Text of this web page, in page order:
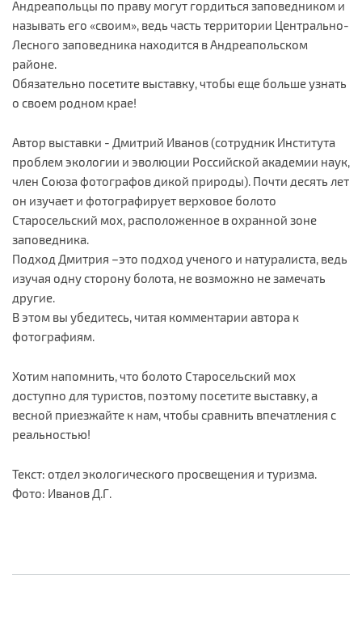
Андреапольцы по праву могут гордиться заповедником и
называть его «своим», ведь часть территории Центрально-
Лесного заповедника находится в Андреапольском
районе.
Обязательно посетите выставку, чтобы еще больше узнать
о своем родном крае!
Автор выставки - Дмитрий Иванов (сотрудник Института
проблем экологии и эволюции Российской академии наук,
член Союза фотографов дикой природы). Почти десять лет
он изучает и фотографирует верховое болото
Старосельский мох, расположенное в охранной зоне
заповедника.
Подход Дмитрия –это подход ученого и натуралиста, ведь
изучая одну сторону болота, не возможно не замечать
другие.
В этом вы убедитесь, читая комментарии автора к
фотографиям.
Хотим напомнить, что болото Старосельский мох
доступно для туристов, поэтому посетите выставку, а
весной приезжайте к нам, чтобы сравнить впечатления с
реальностью!
Текст: отдел экологического просвещения и туризма.
Фото: Иванов Д.Г.